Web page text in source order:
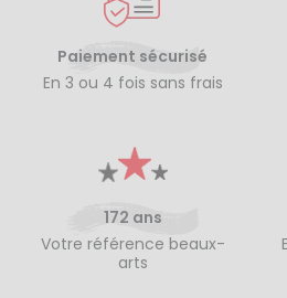
Paiement sécurisé
En 3 ou 4 fois sans frais
172 ans
Votre référence beaux-
arts